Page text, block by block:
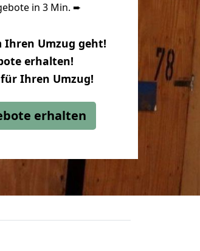
in 3 Min. ➨
Ihren Umzug geht!
erhalten!
Ihren Umzug!
erhalten